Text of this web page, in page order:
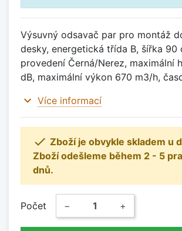
Výsuvný odsavač par pro montáž
desky, energetická třída B, šířka 90
provedení Černá/Nerez, maximální
dB, maximální výkon 670 m3/h,
expand_more Více informací
 Zboží je obvykle skladem u
Zboží odešleme během 2 - 5
dnů.
Počet − +